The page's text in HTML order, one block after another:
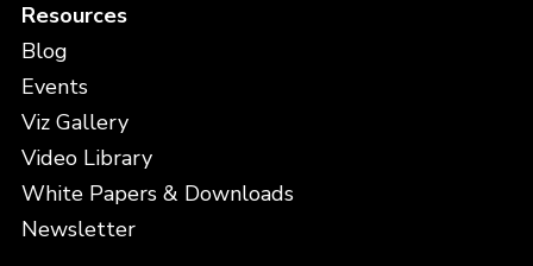
Resources
Blog
Events
Viz Gallery
Video Library
White Papers & Downloads
Newsletter